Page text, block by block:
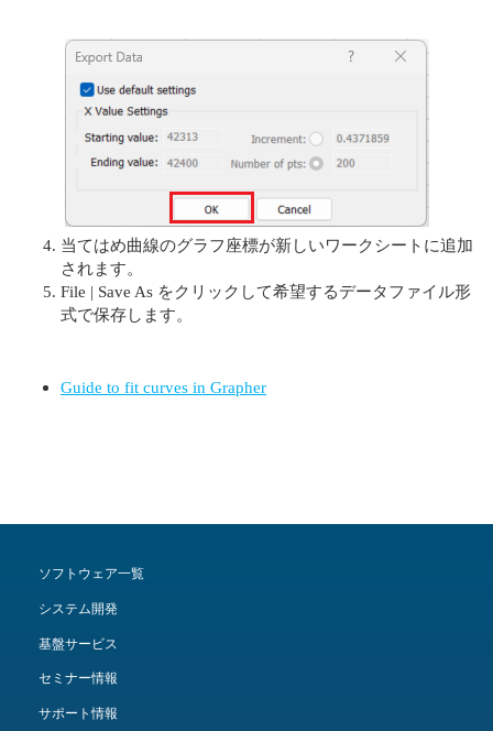
当てはめ曲線のグラフ座標が新しいワークシートに追加
されます。
File | Save As をクリックして希望するデータファイル形
式で保存します。
Guide to fit curves in Grapher
ソフトウェア一覧
システム開発
基盤サービス
セミナー情報
サポート情報